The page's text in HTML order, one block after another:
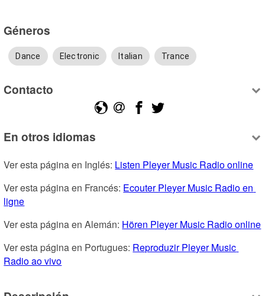
Géneros
Dance Electronic Italian Trance
Contacto
En otros idiomas
Ver esta página en Inglés: Listen Pleyer Music Radio online
Ver esta página en Francés: Ecouter Pleyer Music Radio en
ligne
Ver esta página en Alemán: Hören Pleyer Music Radio online
Ver esta página en Portugues: Reproduzir Pleyer Music
Radio ao vivo